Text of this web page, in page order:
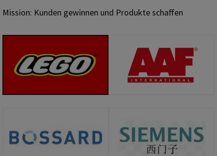
Mission: Kunden gewinnen und Produkte schaffen